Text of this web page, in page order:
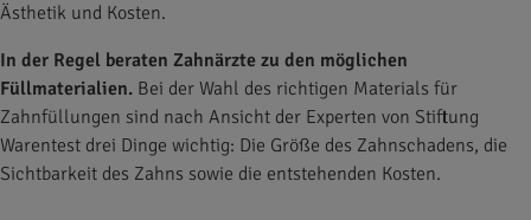
Ästhetik und Kosten.
In der Regel beraten Zahnärzte zu den möglichen
Füllmaterialien. Bei der Wahl des richtigen Materials für
Zahnfüllungen sind nach Ansicht der Experten von Stiftung
Warentest drei Dinge wichtig: Die Größe des Zahnschadens, die
Sichtbarkeit des Zahns sowie die entstehenden Kosten.